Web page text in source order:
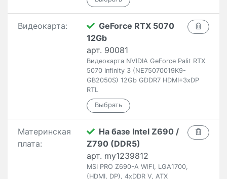
Видеокарта:
GeForce RTX 5070
12Gb
арт. 90081
Видеокарта NVIDIA GeForce Palit RTX
5070 Infinity 3 (NE75070019K9-
GB2050S) 12Gb GDDR7 HDMI+3xDP
RTL
Материнская
плата:
На базе Intel Z690 /
Z790 (DDR5)
арт. my1239812
MSI PRO Z690-A WIFI, LGA1700,
(HDMI, DP), 4xDDR V, ATX